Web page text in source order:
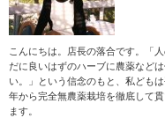
こんにちは。店長の落合です。「
だに良いはずのハーブに農薬など
い。」という信念のもと、私ども
年から完全無農薬栽培を徹底して
ます。